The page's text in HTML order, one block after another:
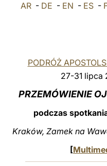
AR - DE - EN - ES -
PODRÓŻ
27-31 lipca
PRZEMÓWIENIE
podczas
Kraków, Zamek na
[